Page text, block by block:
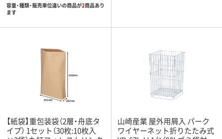
容量・種類・販売単位違いの商品が2商品あり
ます
【紙袋】重包装袋（2層・舟底タ
イプ） 1セット（30枚:10枚入
山崎産業 屋外用屑入 パーク
ワイヤーネット折りたたみ式